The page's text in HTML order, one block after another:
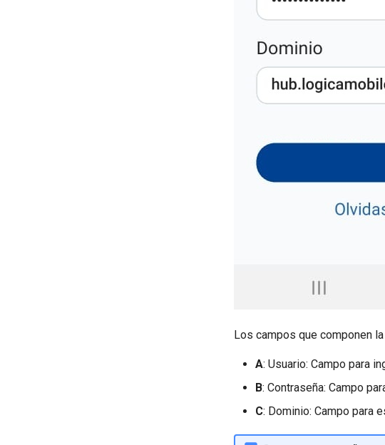
Los campos que componen
A: Usuario: Campo para
B: Contraseña: Campo
C: Dominio: Campo para